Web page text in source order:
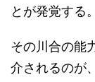
とが発覚する。
その川合の能
介されるのが